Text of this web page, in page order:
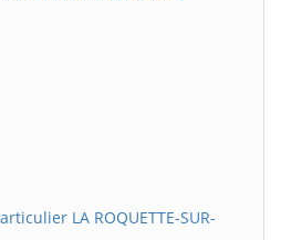
LA ROQUETTE-SUR-